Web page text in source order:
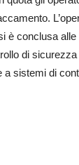
è conclusa
di
sistemi di